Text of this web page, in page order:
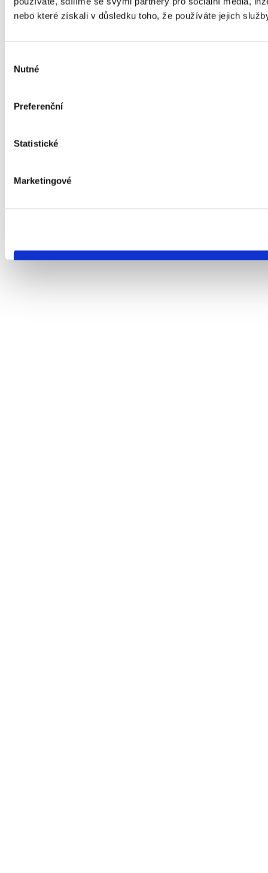
nebo které získali v důsledku toho, že používáte jejich
souhlasu
Nutné
Preferenční
Statistické
Marketingové